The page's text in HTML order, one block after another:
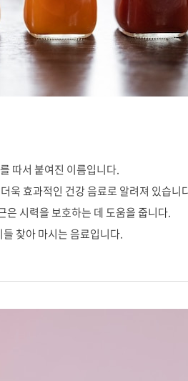
따서 붙여진 이름입니다.
욱 효과적인 건강 음료로 알려져 있습니
시력을 보호하는 데 도움을 줍니다.
찾아 마시는 음료입니다.